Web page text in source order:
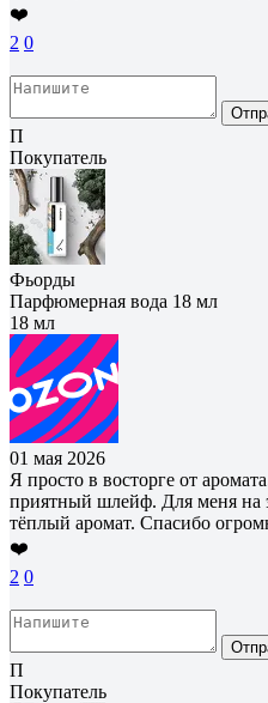
❤️
2 0
П
Покупатель
Фьорды
Парфюмерная вода 18 мл
18 мл
01 мая 2026
Я просто в восторге от
приятный шлейф. Для меня на
тёплый аромат. Спасибо
❤️
2 0
П
Покупатель